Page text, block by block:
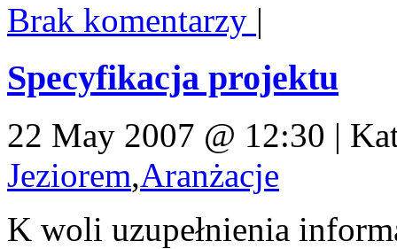
Brak komentarzy |
Specyfikacja projektu
22 May 2007 @ 12:30 |
Jeziorem,Aranżacje
K woli uzupełnienia